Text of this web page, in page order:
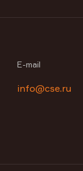
E-mail
info@cse.ru